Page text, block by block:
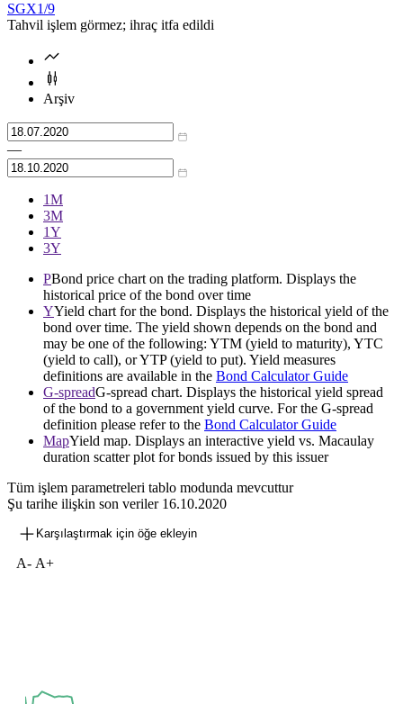
SGX1/9
Tahvil işlem görmez; ihraç itfa edildi
Arşiv
—
1М
3М
1Y
3Y
PBond price chart on the trading platform. Displays the
historical price of the bond over time
YYield chart for the bond. Displays the historical yield of the
bond over time. The yield shown depends on the bond and
may be one of the following: YTM (yield to maturity), YTC
(yield to call), or YTP (yield to put). Yield measures
definitions are available in the Bond Calculator Guide
G-spreadG-spread chart. Displays the historical yield spread
of the bond to a government yield curve. For the G-spread
definition please refer to the Bond Calculator Guide
MapYield map. Displays an interactive yield vs. Macaulay
duration scatter plot for bonds issued by this issuer
Tüm işlem parametreleri tablo modunda mevcuttur
Şu tarihe ilişkin son veriler 16.10.2020
Karşılaştırmak için öğe ekleyin